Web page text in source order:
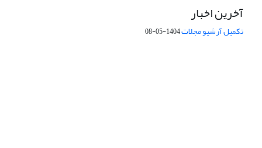
آخرین اخبار
تکمیل آرشیو مجلات1404-05-08